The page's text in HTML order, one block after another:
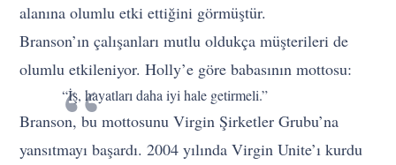
alanına olumlu etki ettiğini görmüştür.
Branson’ın çalışanları mutlu oldukça müşterileri de
olumlu etkileniyor. Holly’e göre babasının mottosu:
“İş, hayatları daha iyi hale getirmeli.”
Branson, bu mottosunu Virgin Şirketler Grubu’na
yansıtmayı başardı. 2004 yılında Virgin Unite’ı kurdu